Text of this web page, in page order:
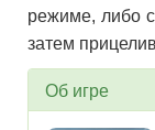
режиме, либо
затем
Об игре